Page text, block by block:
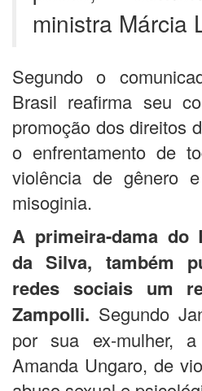
ministra Márcia
Segundo o
Brasil reafirma seu
promoção dos direitos
o enfrentamento de
violência de gênero
misoginia.
A primeira-dama do
da Silva, também
redes sociais um
Zampolli. Segundo
por sua ex-mulher,
Amanda Ungaro, de